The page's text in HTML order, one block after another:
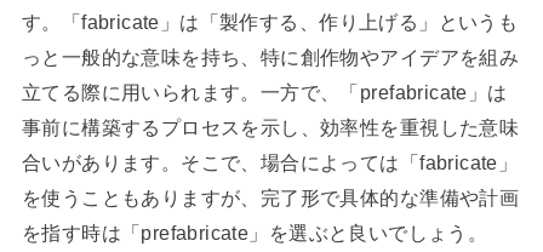
す。「fabricate」は「製作する、作り上げる」というも
っと一般的な意味を持ち、特に創作物やアイデアを組み
立てる際に用いられます。一方で、「prefabricate」は
事前に構築するプロセスを示し、効率性を重視した意味
合いがあります。そこで、場合によっては「fabricate」
を使うこともありますが、完了形で具体的な準備や計画
を指す時は「prefabricate」を選ぶと良いでしょう。